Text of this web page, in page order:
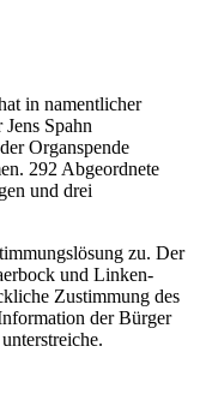
in namentlicher
Spahn
Organspende
292 Abgeordnete
und drei
zu. Der
und Linken-
Zustimmung des
der Bürger